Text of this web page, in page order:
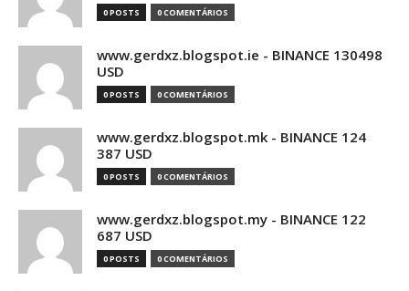
0 POSTS 0 COMENTÁRIOS
www.gerdxz.blogspot.ie - BINANCE 130498
USD
0 POSTS 0 COMENTÁRIOS
www.gerdxz.blogspot.mk - BINANCE 124
387 USD
0 POSTS 0 COMENTÁRIOS
www.gerdxz.blogspot.my - BINANCE 122
687 USD
0 POSTS 0 COMENTÁRIOS